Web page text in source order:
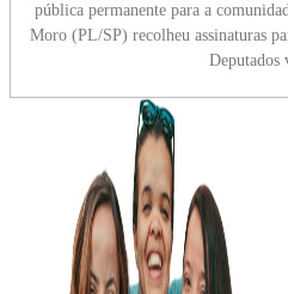
pública permanente para a
Moro (PL/SP) recolheu assinaturas
Deputados